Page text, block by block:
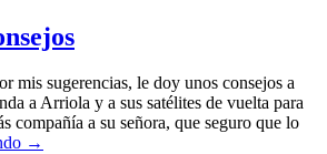
mis sugerencias, le doy unos consejos a
a Arriola y a sus satélites de vuelta para
compañía a su señora, que seguro que lo
→